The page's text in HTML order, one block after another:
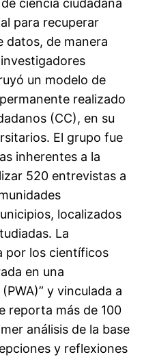
para recuperar
datos, de manera
un modelo de
realizado
(CC), en su
El grupo fue
inherentes a la
520 entrevistas a
localizados
La
por los científicos
en una
y vinculada a
reporta más de 100
análisis de la base
y reflexiones